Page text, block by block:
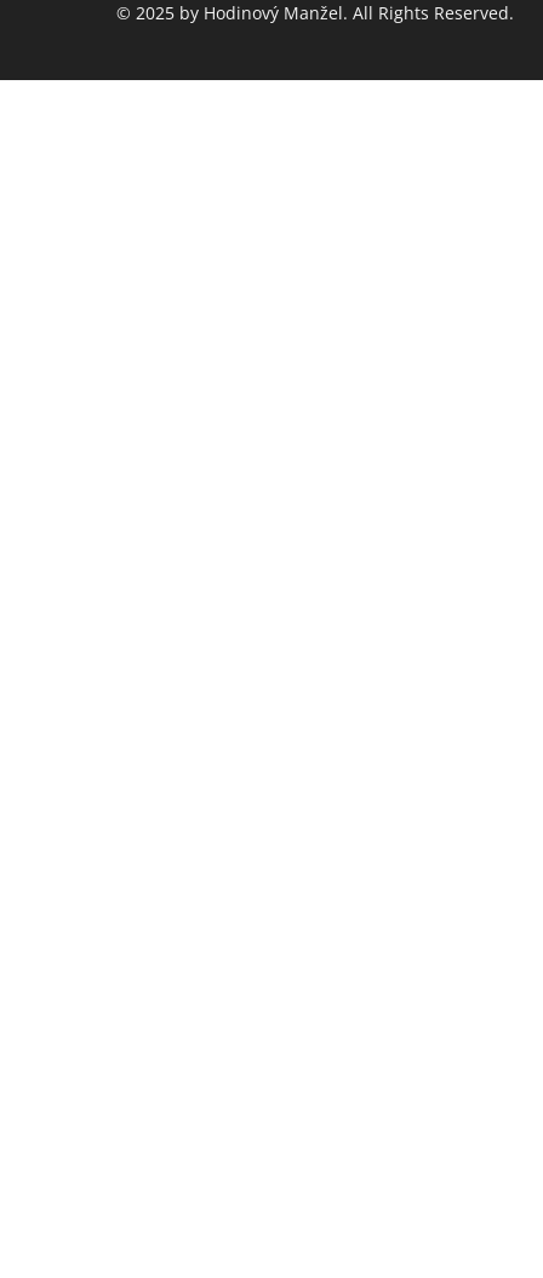
© 2025 by Hodinový Manžel. All Rights Reserved.